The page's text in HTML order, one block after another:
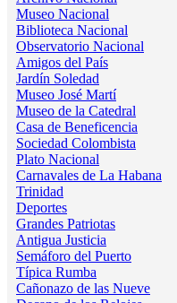
Museo Nacional
Biblioteca Nacional
Observatorio Nacional
Amigos del País
Jardín Soledad
Museo José Martí
Museo de la Catedral
Casa de Beneficencia
Sociedad Colombista
Plato Nacional
Carnavales de La Habana
Trinidad
Deportes
Grandes Patriotas
Antigua Justicia
Semáforo del Puerto
Típica Rumba
Cañonazo de las Nueve